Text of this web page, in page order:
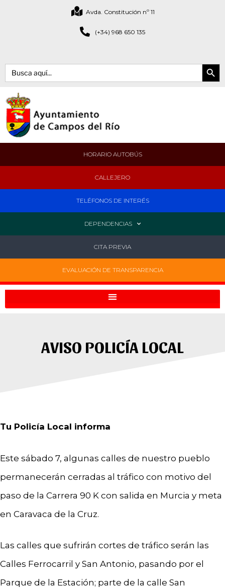
Avda. Constitución nº 11
(+34) 968 650 135
Buscar: Botón de
HORARIO AUTOBÚS
CALLEJERO
TELÉFONOS DE INTERÉS
DEPENDENCIAS
CITA PREVIA
EVALUACIÓN DE TRANSPARENCIA
AVISO POLICÍA LOCAL
Tu Policía Local informa
Este sábado 7, algunas calles de nuestro pueblo
permanecerán cerradas al tráfico con motivo del
paso de la Carrera 90 K con salida en Murcia y meta
en Caravaca de la Cruz.
Las calles que sufrirán cortes de tráfico serán las
Calles Ferrocarril y San Antonio, pasando por el
Parque de la Estación; parte de la calle San